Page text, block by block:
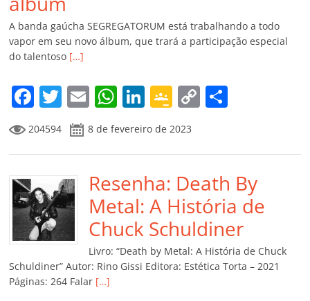
A banda gaúcha SEGREGATORUM está trabalhando a todo
vapor em seu novo álbum, que trará a participação especial
do talentoso […]
F
a
c
e
b
o
o
k
T
w
itt
er
E
m
ai
l
W
at
s
A
p
p
Li
k
e
dI
n
G
o
o
gl
e
Cl
a
ss
ro
C
y
Li
n
k
p
ar
til
h
ar
204594 8 de fevereiro de 2023
Resenha: Death By
Metal: A História de
Chuck Schuldiner
Livro: “Death by Metal: A História de Chuck
Schuldiner” Autor: Rino Gissi Editora: Estética Torta – 2021
Páginas: 264 Falar […]